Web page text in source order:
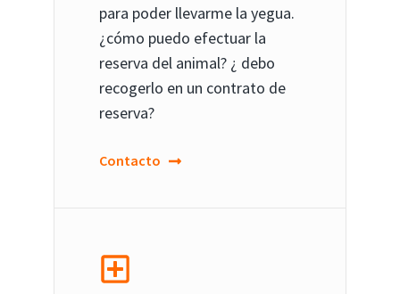
para poder llevarme la yegua.
¿cómo puedo efectuar la
reserva del animal? ¿ debo
recogerlo en un contrato de
reserva?
Contacto